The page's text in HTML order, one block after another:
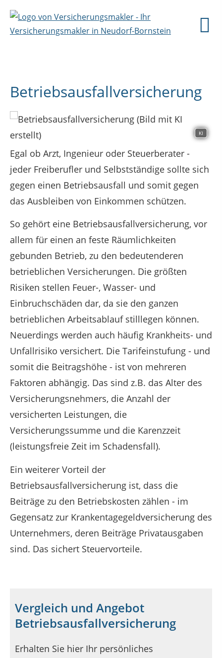
Betriebsausfallversicherung
KI
Egal ob Arzt, Ingenieur oder Steuerberater -
jeder Freiberufler und Selbstständige sollte sich
gegen einen Betriebsausfall und somit gegen
das Ausbleiben von Einkommen schützen.
So gehört eine Betriebsausfallversicherung, vor
allem für einen an feste Räumlichkeiten
gebunden Betrieb, zu den bedeutenderen
betrieblichen Versicherungen. Die größten
Risiken stellen Feuer-, Wasser- und
Einbruchschäden dar, da sie den ganzen
betrieblichen Arbeitsablauf stilllegen können.
Neuerdings werden auch häufig Krankheits- und
Unfallrisiko versichert. Die Tarifeinstufung - und
somit die Beitragshöhe - ist von mehreren
Faktoren abhängig. Das sind z.B. das Alter des
Versicherungsnehmers, die Anzahl der
versicherten Leistungen, die
Versicherungssumme und die Karenzzeit
(leistungsfreie Zeit im Schadensfall).
Ein weiterer Vorteil der
Betriebsausfallversicherung ist, dass die
Beiträge zu den Betriebskosten zählen - im
Gegensatz zur Krankentagegeldversicherung des
Unternehmers, deren Beiträge Privatausgaben
sind. Das sichert Steuervorteile.
Vergleich und Angebot
Betriebsausfallversicherung
Erhalten Sie hier Ihr persönliches